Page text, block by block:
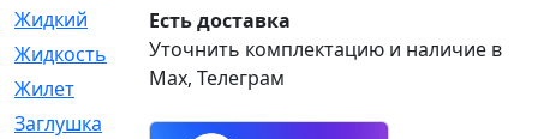
Жидкий
[5]
Жидкость
[80]
Жилет
[1]
Заглушка
[21]
Есть доставка
Уточнить комплектацию и наличие в
Max, Телеграм